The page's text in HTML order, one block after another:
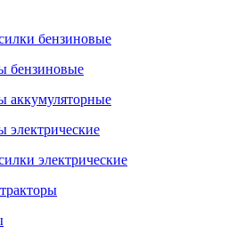
бензиновые
бензиновые
аккумуляторные
электрические
электрические